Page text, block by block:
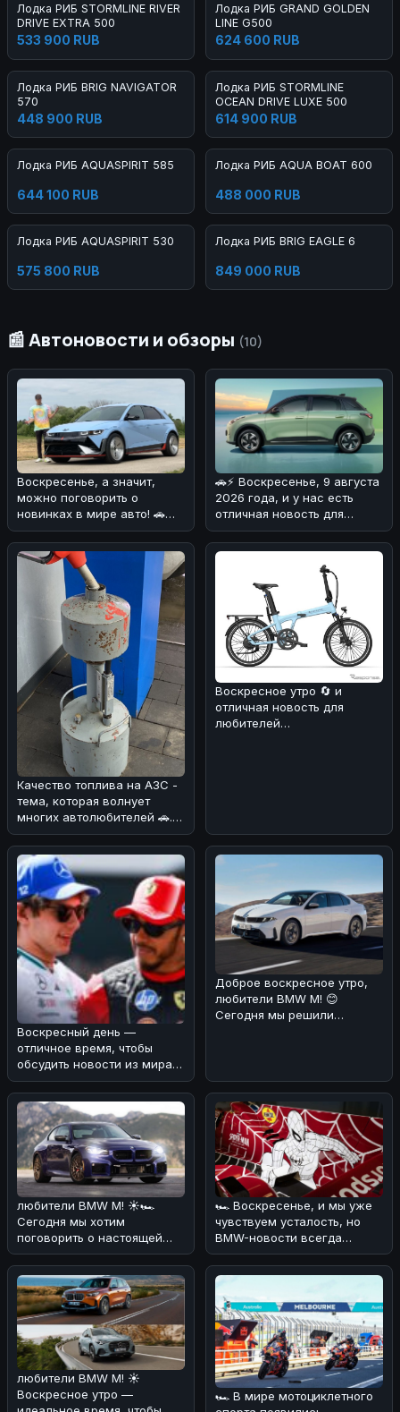
Лодка РИБ STORMLINE RIVER
DRIVE EXTRA 500
533 900 RUB
Лодка РИБ GRAND GOLDEN
LINE G500
624 600 RUB
Лодка РИБ BRIG NAVIGATOR
570
448 900 RUB
Лодка РИБ STORMLINE
OCEAN DRIVE LUXE 500
614 900 RUB
Лодка РИБ AQUASPIRIT 585
644 100 RUB
Лодка РИБ AQUA BOAT 600
488 000 RUB
Лодка РИБ AQUASPIRIT 530
575 800 RUB
Лодка РИБ BRIG EAGLE 6
849 000 RUB
📰 Автоновости и обзоры (10)
Воскресенье, а значит,
можно поговорить о
новинках в мире авто! 🚗
⚡Сегодня хотим обсудить
Hyundai Io
🚗⚡ Воскресенье, 9 августа
2026 года, и у нас есть
отличная новость для
любителей
электромобилей! 🔋
Качество топлива на АЗС -
тема, которая волнует
многих автолюбителей 🚗.
Мы разобрались, как
обстоят
Воскресное утро 🔄 и
отличная новость для
любителей
Воскресный день —
отличное время, чтобы
обсудить новости из мира
автоспорта! 🏎️⚡Мы
разобрались в ре
Доброе воскресное утро,
любители BMW M! 😊
Сегодня мы решили
любители BMW M! ☀️🏎
Сегодня мы хотим
поговорить о настоящей
легенде - BMW M2 CS. 🔥💪
По нашему мнен
🏎 Воскресенье, и мы уже
чувствуем усталость, но
BMW-новости всегда
заряжают энергией! 🔥
Сегодня хот
любители BMW M! ☀️
Воскресное утро —
🏎 В мире мотоциклетного